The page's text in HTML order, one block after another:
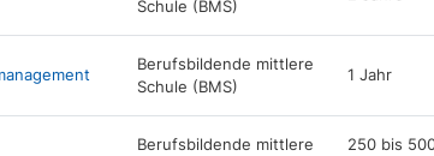
Schule (BMS)
Berufsbildende mittlere
Schule (BMS)
1 Jahr
Berufsbildende mittlere
250 bis